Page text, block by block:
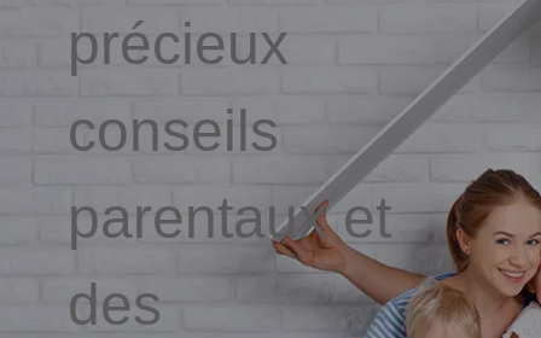
précieux
conseils
parentaux et
des